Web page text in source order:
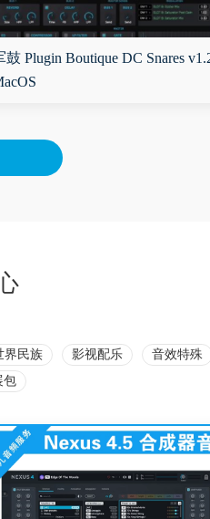
鼓 Plugin Boutique DC Snares
界民族 影视配乐 音效特殊
包